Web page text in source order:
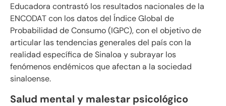
Educadora contrastó los resultados nacionales de la
ENCODAT con los datos del Índice Global de
Probabilidad de Consumo (IGPC), con el objetivo de
articular las tendencias generales del país con la
realidad específica de Sinaloa y subrayar los
fenómenos endémicos que afectan a la sociedad
sinaloense.
Salud mental y malestar psicológico